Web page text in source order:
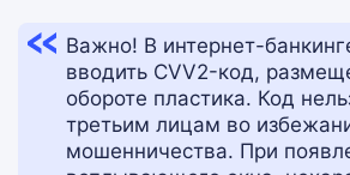
Важно! В интернет-
вводить CVV2-код,
обороте пластика. Код
третьим лицам во
мошенничества. При